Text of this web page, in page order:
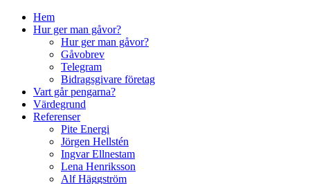
Skip
Hem
Hur ger man gåvor?
Hur ger man gåvor?
Gåvobrev
Telegram
Bidragsgivare företag
Vart går pengarna?
Värdegrund
Referenser
Pite Energi
Jörgen Hellstén
Ingvar Ellnestam
Lena Henriksson
Alf Häggström